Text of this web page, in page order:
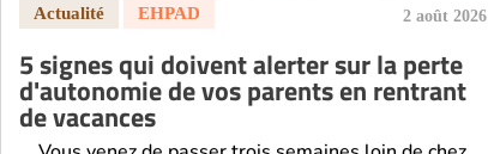
2 août 2026
5 signes qui doivent alerter sur la perte
d'autonomie de vos parents en rentrant
de vacances